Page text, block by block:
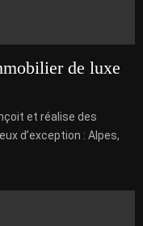
de luxe
et réalise des
d’exception : Alpes,